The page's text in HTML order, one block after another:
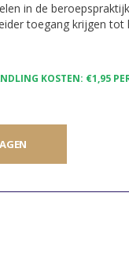
in de
toegang krijgen
KOSTEN: €1,95